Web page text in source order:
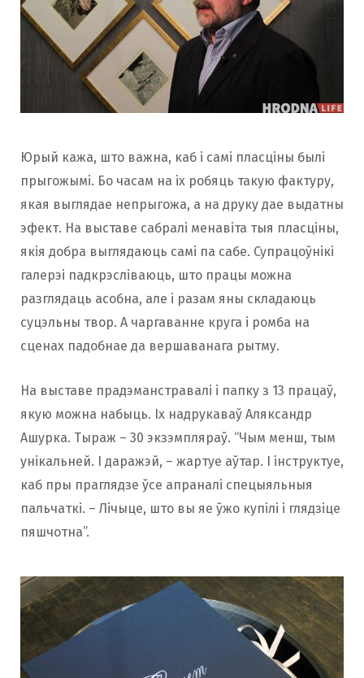
Юрый кажа, што важна, каб і самі пласціны былі
прыгожымі. Бо часам на іх робяць такую фактуру,
якая выглядае непрыгожа, а на друку дае выдатны
эфект. На выставе сабралі менавіта тыя пласціны,
якія добра выглядаюць самі па сабе. Супрацоўнікі
галерэі падкрэсліваюць, што працы можна
разглядаць асобна, але і разам яны складаюць
суцэльны твор. А чаргаванне круга і ромба на
сценах падобнае да вершаванага рытму.
На выставе прадэманстравалі і папку з 13 працаў,
якую можна набыць. Іх надрукаваў Аляксандр
Ашурка. Тыраж – 30 экзэмпляраў. “Чым менш, тым
унікальней. І даражэй, – жартуе аўтар. І інструктуе,
каб пры праглядзе ўсе апраналі спецыяльныя
пальчаткі. – Лічыце, што вы яе ўжо купілі і глядзіце
пяшчотна”.